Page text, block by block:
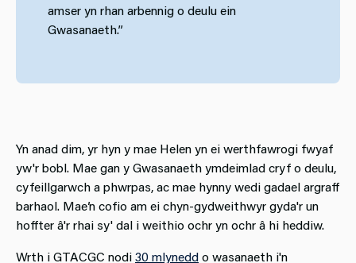
amser yn rhan arbennig o deulu ein
Gwasanaeth.”
Yn anad dim, yr hyn y mae Helen yn ei werthfawrogi fwyaf
yw'r bobl. Mae gan y Gwasanaeth ymdeimlad cryf o deulu,
cyfeillgarwch a phwrpas, ac mae hynny wedi gadael argraff
barhaol. Mae’n cofio am ei chyn-gydweithwyr gyda'r un
hoffter â'r rhai sy' dal i weithio ochr yn ochr â hi heddiw.
Wrth i GTACGC nodi30 mlyneddo wasanaeth i'n